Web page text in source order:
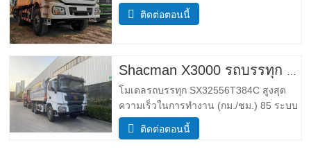
ไดรฟ์ 4*4 น้ำหนัก พารามิเตอร์น้ำหนัก
สมบูรณ์ ขอบ มวล (กก.) ลดน้ำหนัก 5500
(มม.) ขนาด (ยาว x ความกว้าง x สูง
ติดต่อตอนนี้
โมเดลรถบรรทุก SX32556T384C สูงสุด
ความเร็วในการทำงาน (กม./ชม.) 85 ระบบ
ขับเคลื่อน 6×4 ขนาด (ยาว*กว้าง*สูง)(มม.)
โดยรวม 8385*2490*3450 ร่างกายการถ่าย
ติดต่อตอนนี้